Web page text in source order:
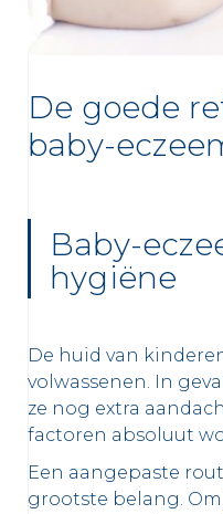
NEWSLETTER
FR NL
De goede
baby-
Baby-
hygiëne
De huid van
volwassenen. In
ze nog extra
factoren absoluut
Een aangepaste
grootste belang. Om